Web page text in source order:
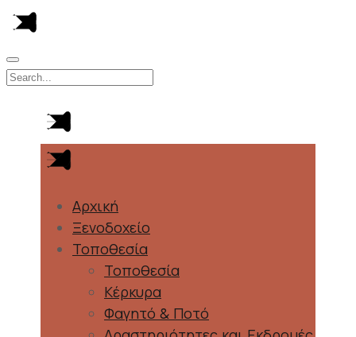
Αρχική
Ξενοδοχείο
Τοποθεσία
Τοποθεσία
Κέρκυρα
Φαγητό & Ποτό